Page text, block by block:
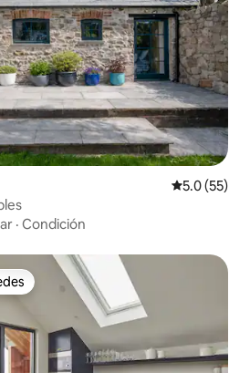
Calificación
5.0 (55)
· Condición